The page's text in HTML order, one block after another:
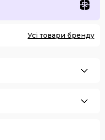
Усі товари бренду